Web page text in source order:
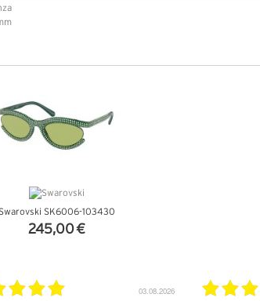
Swarovski SK6006-103430
245,00 €
20.07.2026